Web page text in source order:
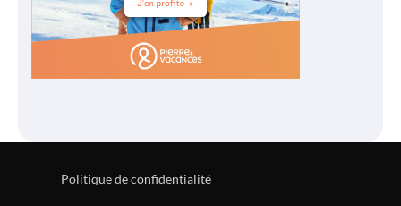
Politique de confidentialité